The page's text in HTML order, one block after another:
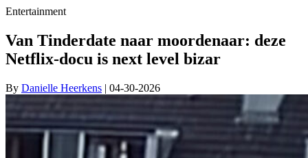
Entertainment
Van Tinderdate naar moordenaar: deze
Netflix-docu is next level bizar
By Danielle Heerkens | 04-30-2026